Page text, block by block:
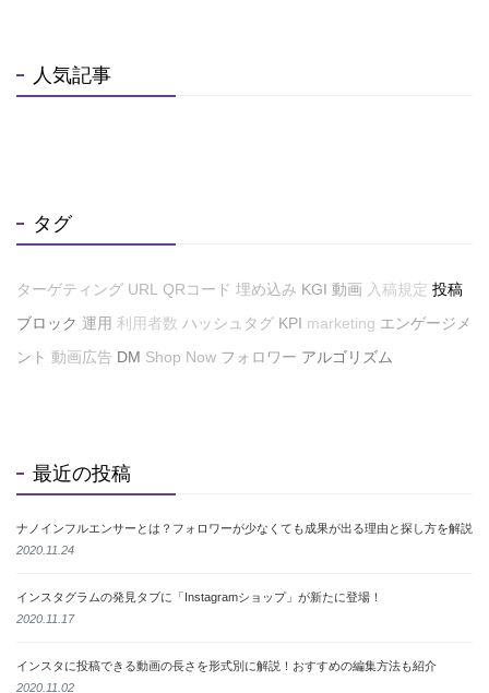
人気記事
タグ
ターゲティング URL QRコード 埋め込み KGI 動画 入稿規定 投稿
ブロック 運用 利用者数 ハッシュタグ KPI marketing エンゲージメ
ント 動画広告 DM Shop Now フォロワー アルゴリズム
最近の投稿
ナノインフルエンサーとは？フォロワーが少なくても成果が出る理由と探し方を解説
2020.11.24
インスタグラムの発見タブに「Instagramショップ」が新たに登場！
2020.11.17
インスタに投稿できる動画の長さを形式別に解説！おすすめの編集方法も紹介
2020.11.02